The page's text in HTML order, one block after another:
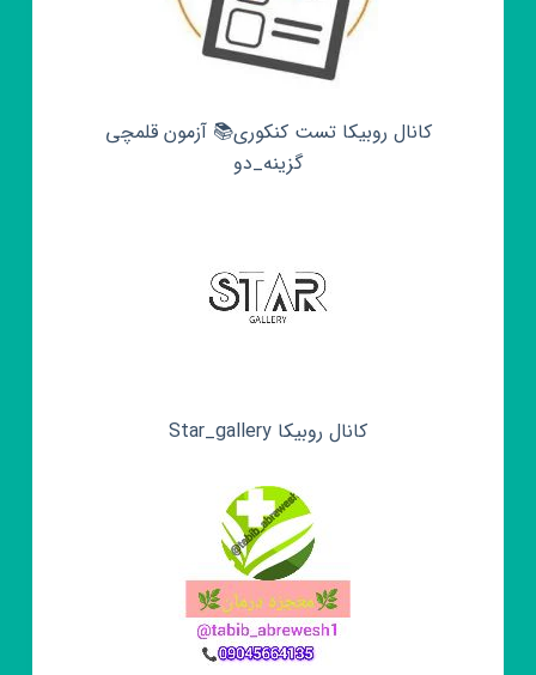
کانال روبیکا تست کنکوری📚 آزمون قلمچی‌‌
گزینه_دو
کانال روبیکا Star_gallery